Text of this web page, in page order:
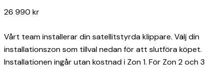
26 990 kr
Vårt team installerar din satellitstyrda klippare. Välj din
installationszon som tillval nedan för att slutföra köpet.
Installationen ingår utan kostnad i Zon 1. För Zon 2 och 3